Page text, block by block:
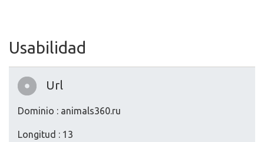
Usabilidad
Url
Dominio : animals360.ru
Longitud : 13